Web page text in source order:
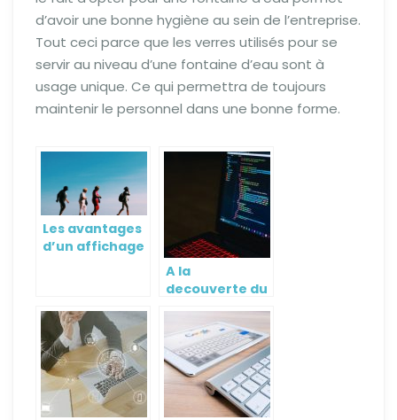
d’avoir une bonne hygiène au sein de l’entreprise.
Tout ceci parce que les verres utilisés pour se
servir au niveau d’une fontaine d’eau sont à
usage unique. Ce qui permettra de toujours
maintenir le personnel dans une bonne forme.
Les avantages
d’un affichage
général
A la
decouverte du